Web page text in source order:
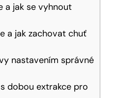
a jak se vyhnout
a jak zachovat chuť
nastavením správné
dobou extrakce pro